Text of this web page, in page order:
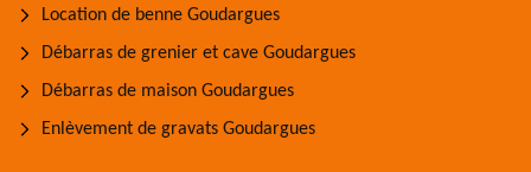
Location de benne Goudargues
Débarras de grenier et cave Goudargues
Débarras de maison Goudargues
Enlèvement de gravats Goudargues